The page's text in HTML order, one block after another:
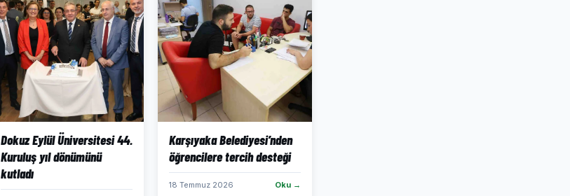
Dokuz Eylül Üniversitesi 44.
Kuruluş yıl dönümünü
kutladı
Karşıyaka Belediyesi’nden
öğrencilere tercih desteği
18 Temmuz 2026 Oku →